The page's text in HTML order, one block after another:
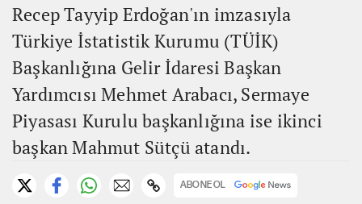
Recep Tayyip Erdoğan'ın imzasıyla
Türkiye İstatistik Kurumu (TÜİK)
Başkanlığına Gelir İdaresi Başkan
Yardımcısı Mehmet Arabacı, Sermaye
Piyasası Kurulu başkanlığına ise ikinci
başkan Mahmut Sütçü atandı.
ABONE OL